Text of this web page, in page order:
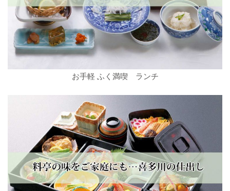
お手軽 ふく満喫 ランチ